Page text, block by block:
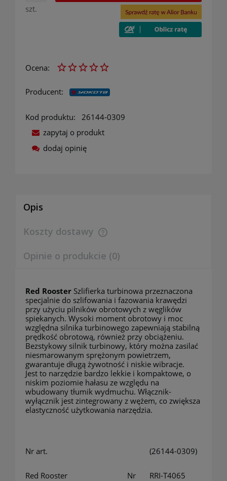
szt.
Ocena:
Producent:
Kod produktu:
26144-0309
zapytaj o produkt
dodaj opinię
Opis
Koszty dostawy
Cena nie zawiera ewentualnych kosztów płatności
Opinie o produkcie (0)
Red Rooster Szlifierka turbinowa przeznaczona
specjalnie do szlifowania i fazowania krawędzi
przy użyciu pilników obrotowych z węglików
spiekanych. Wysoki moment obrotowy i moc
względna silnika turbinowego zapewniają stabilną
prędkość obrotową, również przy obciążeniu.
Bezstykowy silnik turbinowy, który można zasilać
niesmarowanym sprężonym powietrzem,
gwarantuje długą żywotność i niskie wibracje.
Jest to narzędzie bardzo lekkie i kompaktowe, o
niskim poziomie hałasu ze względu na
wbudowany tłumik wydmuchu. Włącznik-
wyłącznik jest zintegrowany z wężem, co zwiększa
elastyczność użytkowania narzędzia.
Nr art. (26144-0309)
Red Rooster Nr RRI-T4065